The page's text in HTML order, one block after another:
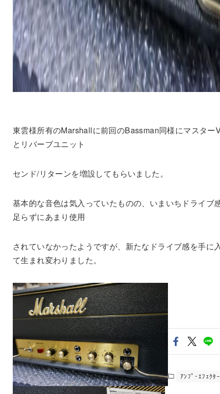
東雲様所有のMarshallに前回のBassman同様にマスター
とリバーブユニット
センド/リターンを増設してもらいました。
基本的な音色は気入っていたものの、いまいちドライブ
足らずにあまり使用
されていなかったようですが、新たなドライブ感を手に
て生まれ変わりました。
ｱﾝﾌﾟ･ｴﾌｪｸﾀｰ